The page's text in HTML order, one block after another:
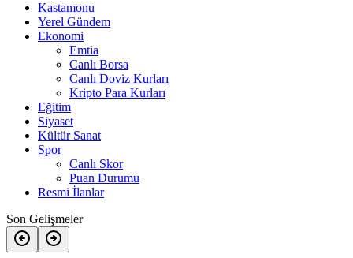
Kastamonu
Yerel Gündem
Ekonomi
Emtia
Canlı Borsa
Canlı Doviz Kurları
Kripto Para Kurları
Eğitim
Siyaset
Kültür Sanat
Spor
Canlı Skor
Puan Durumu
Resmi İlanlar
Son Gelişmeler